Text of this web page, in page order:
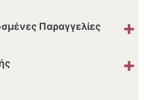
Παραγγελίες +
+